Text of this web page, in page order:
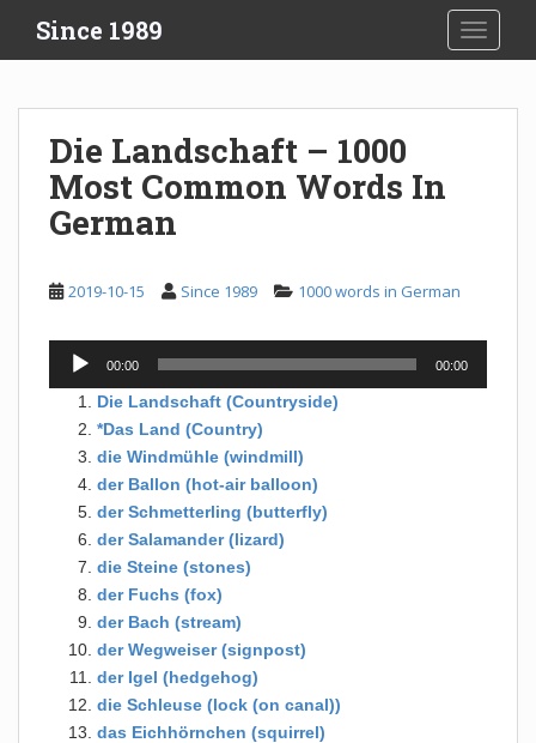
i
Since 1989
Die Landschaft – 1000
Most Common Words In
German
2019-10-15 Since 1989 1000 words in German
Audio
00:00 00:00
Die Landschaft (Countryside)
*Das Land (Country)
die Windmühle (windmill)
der Ballon (hot-air balloon)
der Schmetterling (butterfly)
der Salamander (lizard)
die Steine (stones)
der Fuchs (fox)
der Bach (stream)
der Wegweiser (signpost)
der Igel (hedgehog)
die Schleuse (lock (on canal))
das Eichhörnchen (squirrel)